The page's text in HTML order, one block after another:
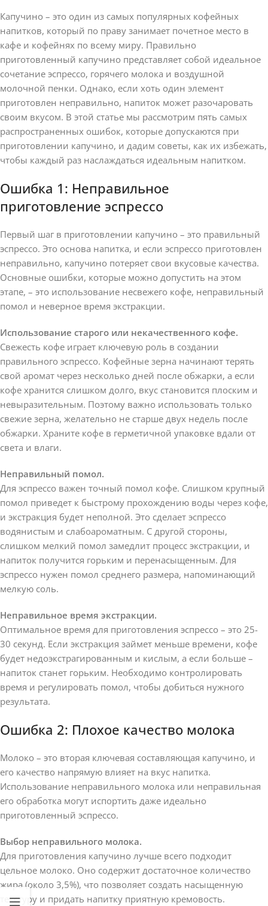
Капучино – это один из самых популярных кофейных
напитков, который по праву занимает почетное место в
кафе и кофейнях по всему миру. Правильно
приготовленный капучино представляет собой идеальное
сочетание эспрессо, горячего молока и воздушной
молочной пенки. Однако, если хоть один элемент
приготовлен неправильно, напиток может разочаровать
своим вкусом. В этой статье мы рассмотрим пять самых
распространенных ошибок, которые допускаются при
приготовлении капучино, и дадим советы, как их избежать,
чтобы каждый раз наслаждаться идеальным напитком.
Ошибка 1: Неправильное
приготовление эспрессо
Первый шаг в приготовлении капучино – это правильный
эспрессо. Это основа напитка, и если эспрессо приготовлен
неправильно, капучино потеряет свои вкусовые качества.
Основные ошибки, которые можно допустить на этом
этапе, – это использование несвежего кофе, неправильный
помол и неверное время экстракции.
Использование старого или некачественного кофе.
Свежесть кофе играет ключевую роль в создании
правильного эспрессо. Кофейные зерна начинают терять
свой аромат через несколько дней после обжарки, а если
кофе хранится слишком долго, вкус становится плоским и
невыразительным. Поэтому важно использовать только
свежие зерна, желательно не старше двух недель после
обжарки. Храните кофе в герметичной упаковке вдали от
света и влаги.
Неправильный помол.
Для эспрессо важен точный помол кофе. Слишком крупный
помол приведет к быстрому прохождению воды через кофе,
и экстракция будет неполной. Это сделает эспрессо
водянистым и слабоароматным. С другой стороны,
слишком мелкий помол замедлит процесс экстракции, и
напиток получится горьким и перенасыщенным. Для
эспрессо нужен помол среднего размера, напоминающий
мелкую соль.
Неправильное время экстракции.
Оптимальное время для приготовления эспрессо – это 25-
30 секунд. Если экстракция займет меньше времени, кофе
будет недоэкстрагированным и кислым, а если больше –
напиток станет горьким. Необходимо контролировать
время и регулировать помол, чтобы добиться нужного
результата.
Ошибка 2: Плохое качество молока
Молоко – это вторая ключевая составляющая капучино, и
его качество напрямую влияет на вкус напитка.
Использование неправильного молока или неправильная
его обработка могут испортить даже идеально
приготовленный эспрессо.
Выбор неправильного молока.
Для приготовления капучино лучше всего подходит
цельное молоко. Оно содержит достаточное количество
жира (около 3,5%), что позволяет создать насыщенную
текстуру и придать напитку приятную кремовость.